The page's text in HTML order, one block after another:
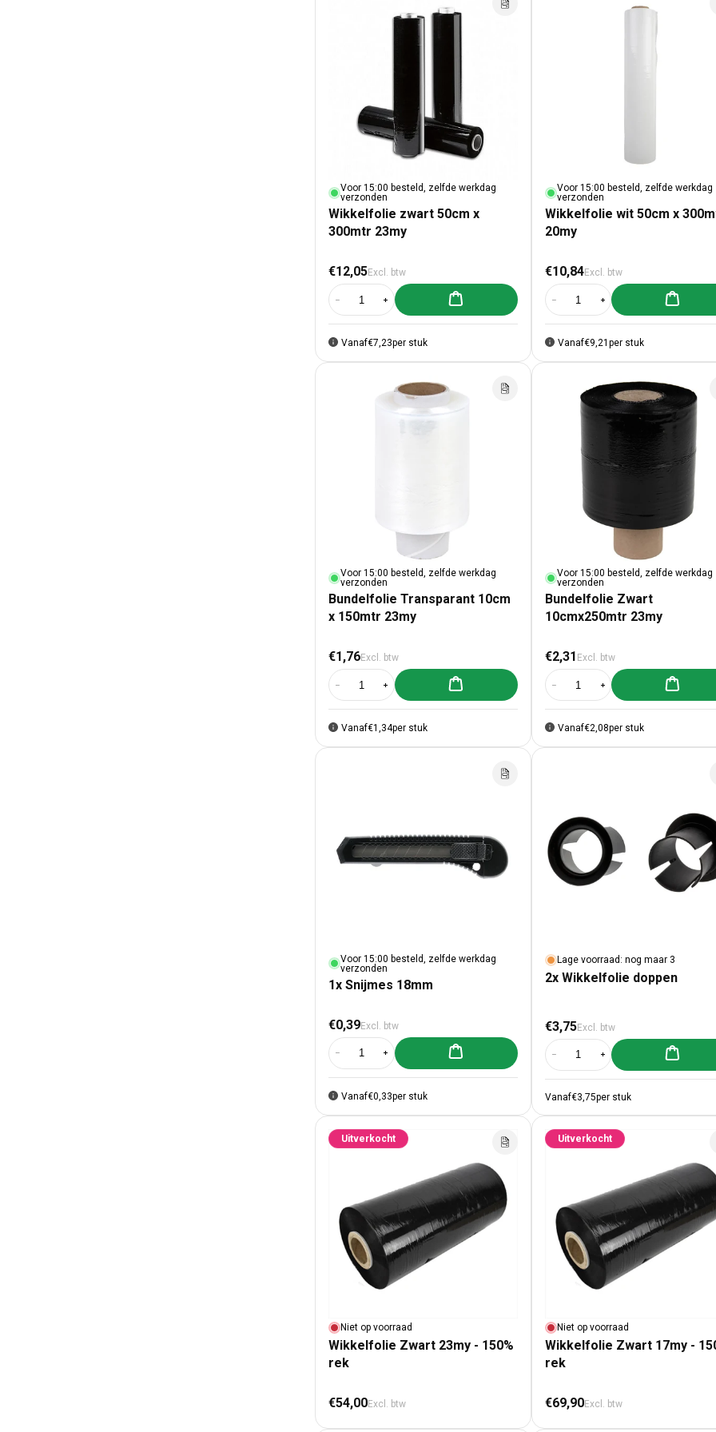
Voor 15:00 besteld, zelfde werkdag
verzonden
Wikkelfolie zwart 50cm x
300mtr 23my
Normale prijs
€12,05Excl. btw
Aantal verlagen voor Wikkelfolie zwart 50cm x 300mtr 23my
Aantal verhogen voor Wikkelfolie zwart 50cm x 300mtr 23my
Aan winkelwagen toevoegen
Vanaf€7,23per stuk
Voor 15:00 besteld, zelfde werkdag
verzonden
Wikkelfolie wit 50cm x
20my
Normale prijs
€10,84Excl. btw
Aantal verlagen voor Wikkelfolie
Aantal verhogen voor
Aan
Vanaf€9,21per stuk
Voor 15:00 besteld, zelfde werkdag
verzonden
Bundelfolie Transparant 10cm
x 150mtr 23my
Normale prijs
€1,76Excl. btw
Aantal verlagen voor Bundelfolie Transparant 10cm x 150mtr 23my
Aantal verhogen voor Bundelfolie Transparant 10cm x 150mtr 23my
Aan winkelwagen toevoegen
Vanaf€1,34per stuk
Voor 15:00 besteld, zelfde werkdag
verzonden
Bundelfolie Zwart
10cmx250mtr 23my
Normale prijs
€2,31 Excl. btw
Aantal verlagen voor Bundelfolie
Aantal verhogen voor
Aan
Vanaf€2,08per stuk
Voor 15:00 besteld, zelfde werkdag
verzonden
1x Snijmes 18mm
Normale prijs
€0,39Excl. btw
Aantal verlagen voor 1x Snijmes 18mm
Aantal verhogen voor 1x Snijmes 18mm
Aan winkelwagen toevoegen
Vanaf€0,33per stuk
Lage voorraad: nog maar 3
2x Wikkelfolie doppen
Normale prijs
€3,75Excl. btw
Aantal verlagen voor 2x Wikkelfolie
Aantal verhogen voor 2x
Aan
Vanaf€3,75per stuk
Uitverkocht
Niet op voorraad
Wikkelfolie Zwart 23my - 150%
rek
Normale prijs
€54,00Excl. btw
Uitverkocht
Niet op voorraad
Wikkelfolie Zwart 17my -
rek
Normale prijs
€69,90Excl. btw